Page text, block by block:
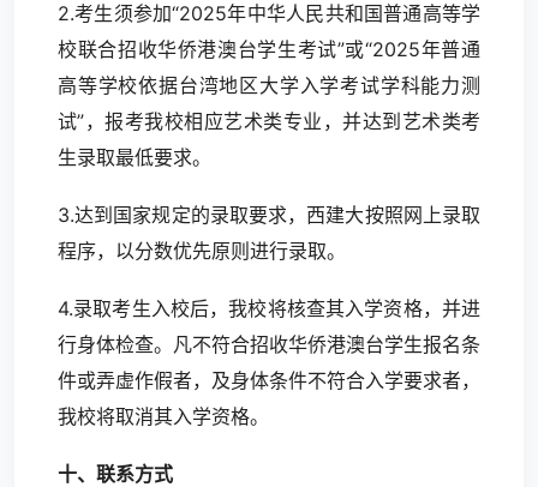
2.考生须参加“2025年中华人民共和国普通高等学
校联合招收华侨港澳台学生考试”或“2025年普通
高等学校依据台湾地区大学入学考试学科能力测
试”，报考我校相应艺术类专业，并达到艺术类考
生录取最低要求。
3.达到国家规定的录取要求，西建大按照网上录取
程序，以分数优先原则进行录取。
4.录取考生入校后，我校将核查其入学资格，并进
行身体检查。凡不符合招收华侨港澳台学生报名条
件或弄虚作假者，及身体条件不符合入学要求者，
我校将取消其入学资格。
十、联系方式